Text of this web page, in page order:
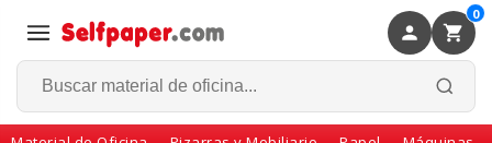
0
Volver